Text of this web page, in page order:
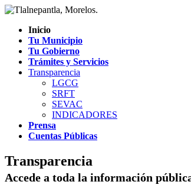
Inicio
Tu Municipio
Tu Gobierno
Trámites y Servicios
Transparencia
LGCG
SRFT
SEVAC
INDICADORES
Prensa
Cuentas Públicas
Transparencia
Accede a toda la información